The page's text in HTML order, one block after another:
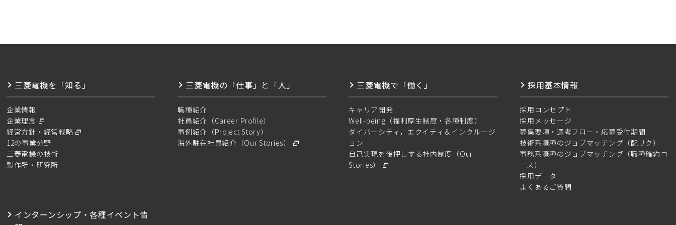
三菱電機を「知る」
企業情報
企業理念
経営方針・経営戦略
12の事業分野
三菱電機の技術
製作所・研究所
三菱電機の「仕事」と「人」
職種紹介
社員紹介（Career Profile）
事例紹介（Project Story）
海外駐在社員紹介（Our Stories）
三菱電機で「働く」
キャリア開発
Well-being（福利厚生制度・各種制度）
ダイバーシティ，エクイティ＆インクルージ
ョン
自己実現を後押しする社内制度（Our
Stories）
採用基本情報
採用コンセプト
採用メッセージ
募集要項・選考フロー・応募受付期間
技術系職種のジョブマッチング（配リク）
事務系職種のジョブマッチング（職種確約コ
ース）
採用データ
よくあるご質問
インターンシップ・各種イベント情